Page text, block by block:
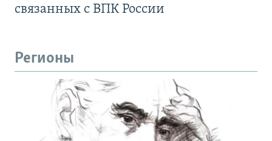
связанных с ВПК России
Регионы